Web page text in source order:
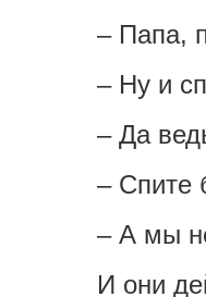
– Папа,
– Ну и
– Да
– Спите
– А мы
И они